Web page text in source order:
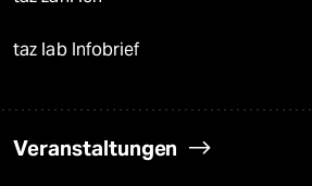
taz lab Infobrief
Veranstaltungen